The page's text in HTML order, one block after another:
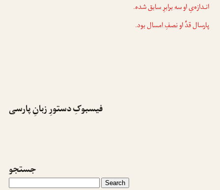
انـدازه‌یِ اوسه برابرِ سابقشده.
پارسال قدِّ اونصفِ امسالبود.
فیسبوکِ دستورِ زبانِ پارسی
جستجو